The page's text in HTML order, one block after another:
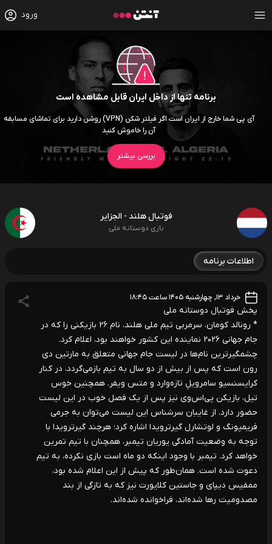
ورود
برنامه تنها از داخل ایران قابل مشاهده است
آی پی شما خارج از ایران است اگر فیلتر شکن (VPN) روشن دارید برای تماشای مسابقه
آن را خاموش کنید
بررسی بیشتر
فوتبال هلند - الجزایر
بازی دوستانه ملی
اطلاعات برنامه
خرداد ۱۳, چهارشنبه ۱۴۰۵ ساعت ۱۸:۴۵
پخش فوتبال دوستانه ملی
* رونالد کومان، سرمربی تیم ملی هلند، نام ۲۶ بازیکنی را که در
جام جهانی ۲۰۲۶ نماینده این کشور خواهند بود، اعلام کرد.
چشمگیرترین نام‌ها در لیست جام جهانی متعلق به مارتین دی
رون است که پس از بیش از دو سال به تیم بازمی‌گردد، در کنار
کرایسنسیو سامرویلِ تازه‌وارد و متس ویفر. همچنین خوس
تیل، بازیکن پی‌اس‌وی نیز پس از یک فصل خوب در این لیست
حضور دارد. از غایبان سرشناس این لیست می‌توان به جرمی
فریمپونگ و لوتشارل گیرترویدا اشاره کرد؛ هرچند گیرترویدا با
توجه به وضعیت آمادگی یوریان تیمبر، همچنان با تیم تمرین
خواهد کرد. تیمبر با وجود اینکه دو ماه است بازی نکرده، به تیم
دعوت شده است. همان‌طور که پیش از این اعلام شده بود،
ممفیس دیپای و جاستین کلایورت نیز که به تازگی از بند
مصدومیت رها شده‌اند، فراخوانده شده‌اند.